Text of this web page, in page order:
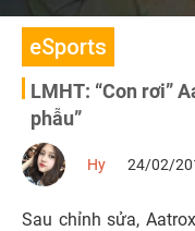
eSports
LMHT: “Con rơi”
phẫu”
Hy 24/02/
Sau chỉnh sửa,